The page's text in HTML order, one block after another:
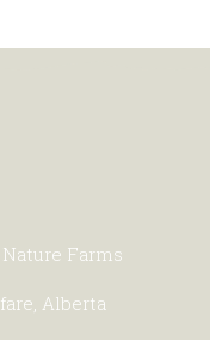
Farms
Alberta